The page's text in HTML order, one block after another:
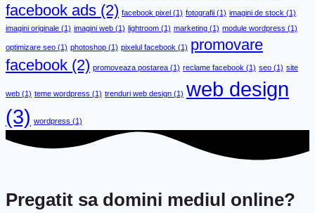
facebook ads (2) facebook pixel (1) fotografii (1) imagini de stock (1)
imagini originale (1) imagini web (1) lightroom (1) marketing (1) module wordpress (1)
optimizare seo (1) photoshop (1) pixelul facebook (1) promovare
facebook (2) promoveaza postarea (1) reclame facebook (1) seo (1) site
web (1) teme wordpress (1) trenduri web design (1) web design
(3) wordpress (1)
Pregatit sa domini mediul online?